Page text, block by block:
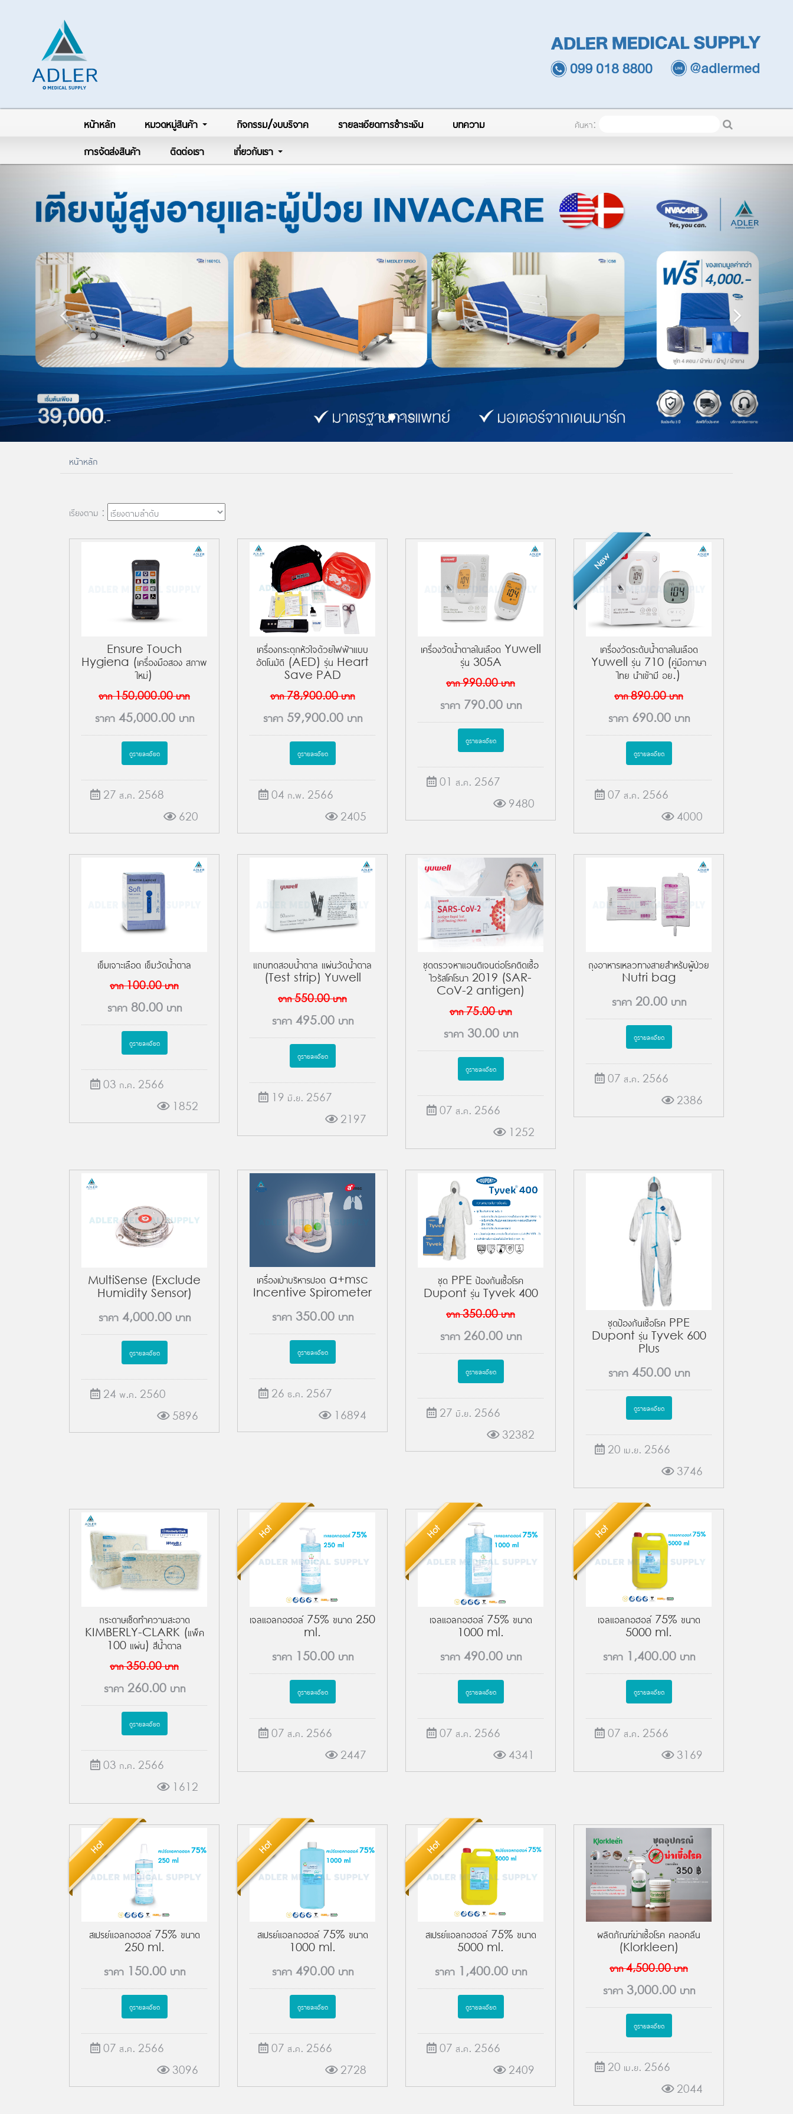
หน้าหลัก หมวดหมู่สินค้า กิจกรรม/งบบริจาค รายละเอียดการชำระเงิน
บทความ
การจัดส่งสินค้า
ติดต่อเรา เกี่ยวกับเรา
ค้นหา:
หน้าหลัก
เรียงตาม :
Ensure Touch
Hygiena (เครื่องมือสอง สภาพ
ใหม่)
จาก150,000.00บาท
ราคา 45,000.00บาท
ดูรายละเอียด
27 ส.ค. 2568
620
เครื่องกระตุกหัวใจด้วยไฟฟ้าแบบ
อัตโนมัติ (AED) รุ่น Heart
Save PAD
จาก78,900.00บาท
ราคา 59,900.00บาท
ดูรายละเอียด
04 ก.พ. 2566
2405
เครื่องวัดน้ำตาลในเลือด Yuwell
รุ่น 305A
จาก990.00บาท
ราคา 790.00บาท
ดูรายละเอียด
01 ส.ค. 2567
9480
New
เครื่องวัดระดับน้ำตาลในเลือด
Yuwell รุ่น 710 (คู่มือภาษา
ไทย นำเข้ามี อย.)
จาก890.00บาท
ราคา 690.00บาท
ดูรายละเอียด
07 ส.ค. 2566
4000
เข็มเจาะเลือด เข็มวัดน้ำตาล
จาก100.00บาท
ราคา 80.00บาท
ดูรายละเอียด
03 ก.ค. 2566
1852
แถบทดสอบน้ำตาล แผ่นวัดน้ำตาล
(Test strip) Yuwell
จาก550.00บาท
ราคา 495.00บาท
ดูรายละเอียด
19 มิ.ย. 2567
2197
ชุดตรวจหาแอนติเจนต่อโรคติดเชื้อ
ไวรัสโคโรนา 2019 (SAR-
CoV-2 antigen)
จาก75.00บาท
ราคา 30.00บาท
ดูรายละเอียด
07 ส.ค. 2566
1252
ถุงอาหารเหลวทางสายสำหรับผู้ป่วย
Nutri bag
ราคา 20.00บาท
ดูรายละเอียด
07 ส.ค. 2566
2386
MultiSense (Exclude
Humidity Sensor)
ราคา 4,000.00บาท
ดูรายละเอียด
24 พ.ค. 2560
5896
เครื่องเป่าบริหารปอด a+msc
Incentive Spirometer
ราคา 350.00บาท
ดูรายละเอียด
26 ธ.ค. 2567
16894
ชุด PPE ป้องกันเชื้อโรค
Dupont รุ่น Tyvek 400
จาก350.00บาท
ราคา 260.00บาท
ดูรายละเอียด
27 มิ.ย. 2566
32382
ชุดป้องกันเชื้อโรค PPE
Dupont รุ่น Tyvek 600
Plus
ราคา 450.00บาท
ดูรายละเอียด
20 เม.ย. 2566
3746
กระดาษเช็ดทำความสะอาด
KIMBERLY-CLARK (แพ็ค
100 แผ่น) สีน้ำตาล
จาก350.00บาท
ราคา 260.00บาท
ดูรายละเอียด
03 ก.ค. 2566
1612
Hot
เจลแอลกอฮอล์ 75% ขนาด 250
ml.
ราคา 150.00บาท
ดูรายละเอียด
07 ส.ค. 2566
2447
Hot
เจลแอลกอฮอล์ 75% ขนาด
1000 ml.
ราคา 490.00บาท
ดูรายละเอียด
07 ส.ค. 2566
4341
Hot
เจลแอลกอฮอล์ 75% ขนาด
5000 ml.
ราคา 1,400.00บาท
ดูรายละเอียด
07 ส.ค. 2566
3169
Hot
สเปรย์แอลกอฮอล์ 75% ขนาด
250 ml.
ราคา 150.00บาท
ดูรายละเอียด
07 ส.ค. 2566
3096
Hot
สเปรย์แอลกอฮอล์ 75% ขนาด
1000 ml.
ราคา 490.00บาท
ดูรายละเอียด
07 ส.ค. 2566
2728
Hot
สเปรย์แอลกอฮอล์ 75% ขนาด
5000 ml.
ราคา 1,400.00บาท
ดูรายละเอียด
07 ส.ค. 2566
2409
ผลิตภัณฑ์ฆ่าเชื้อโรค คลอคลีน
(Klorkleen)
จาก4,500.00บาท
ราคา 3,000.00บาท
ดูรายละเอียด
20 เม.ย. 2566
2044